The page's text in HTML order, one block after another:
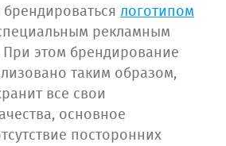
логотипом
рекламным
этом брендирование
таким образом,
все свои
основное
посторонних